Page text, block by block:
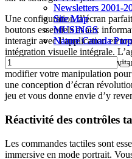
Newsletters 2001-
Site Map
MUSINGS
Nature Canada
Newsletters 2001-
Site Map
MUSINGS
Nature Canada
Une configuration d’écran
boutons essentiels et aux
interagir avec l’application en
intégration visuelle intégrale.
favoriser l’ergonomie, vous
modifier votre manipulation
une conception d’écran
jeu et vous donne envie d’y
Réactivité des contrôles
Les commandes tactiles sont
immersive en mode portrait.